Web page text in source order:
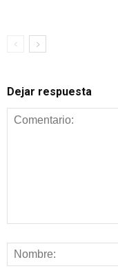
Dejar respuesta